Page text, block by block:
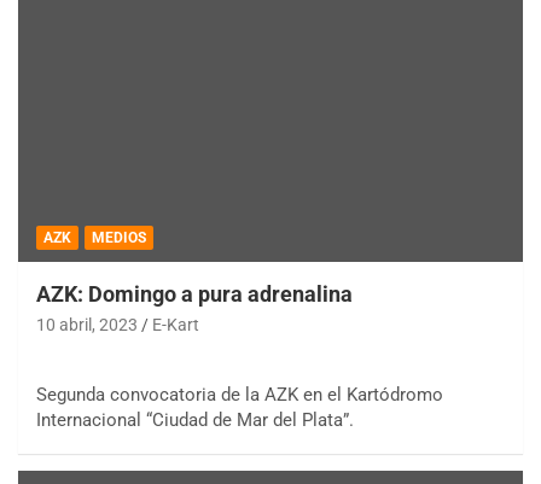
AZK MEDIOS
AZK: Domingo a pura adrenalina
10 abril, 2023 E-Kart
Segunda convocatoria de la AZK en el Kartódromo
Internacional “Ciudad de Mar del Plata”.